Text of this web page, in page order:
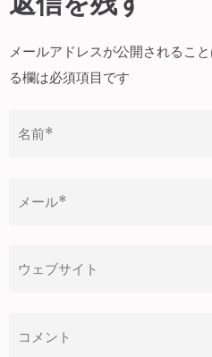
ビ
ゲ
ー
ョ
メールアドレスが公開されること
る欄は必須項目です